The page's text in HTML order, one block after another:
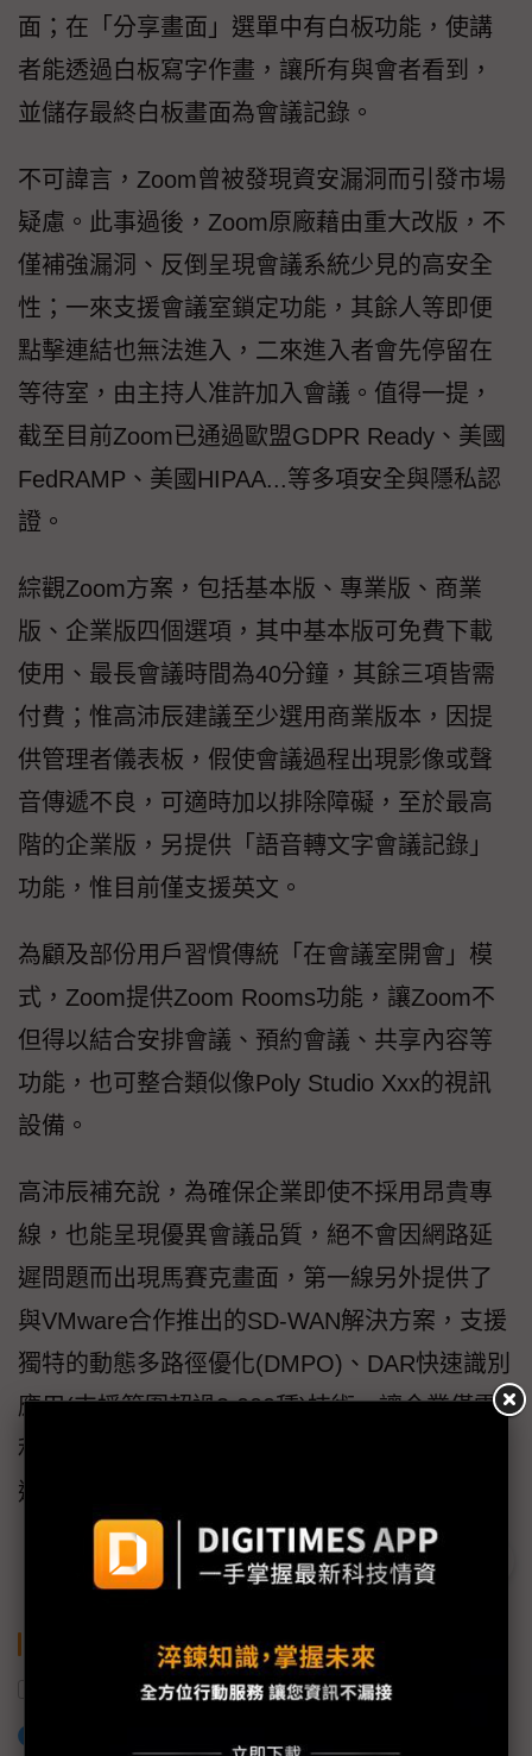
面；在「分享畫面」選單中有白板功能，使講
者能透過白板寫字作畫，讓所有與會者看到，
並儲存最終白板畫面為會議記錄。
不可諱言，Zoom曾被發現資安漏洞而引發市場
疑慮。此事過後，Zoom原廠藉由重大改版，不
僅補強漏洞、反倒呈現會議系統少見的高安全
性；一來支援會議室鎖定功能，其餘人等即便
點擊連結也無法進入，二來進入者會先停留在
等待室，由主持人准許加入會議。值得一提，
截至目前Zoom已通過歐盟GDPR Ready、美國
FedRAMP、美國HIPAA...等多項安全與隱私認
證。
綜觀Zoom方案，包括基本版、專業版、商業
版、企業版四個選項，其中基本版可免費下載
使用、最長會議時間為40分鐘，其餘三項皆需
付費；惟高沛辰建議至少選用商業版本，因提
供管理者儀表板，假使會議過程出現影像或聲
音傳遞不良，可適時加以排除障礙，至於最高
階的企業版，另提供「語音轉文字會議記錄」
功能，惟目前僅支援英文。
為顧及部份用戶習慣傳統「在會議室開會」模
式，Zoom提供Zoom Rooms功能，讓Zoom不
但得以結合安排會議、預約會議、共享內容等
功能，也可整合類似像Poly Studio Xxx的視訊
設備。
高沛辰補充說，為確保企業即使不採用昂貴專
線，也能呈現優異會議品質，絕不會因網路延
遲問題而出現馬賽克畫面，第一線另外提供了
與VMware合作推出的SD-WAN解決方案，支援
獨特的動態多路徑優化(DMPO)、DAR快速識別
應用(支援範圍超過3,000種)技術，讓企業僅需
利用Internet運行Zoom會議系統，即可展現不
遜於專線的流暢體驗。
居家辦公 視訊會議